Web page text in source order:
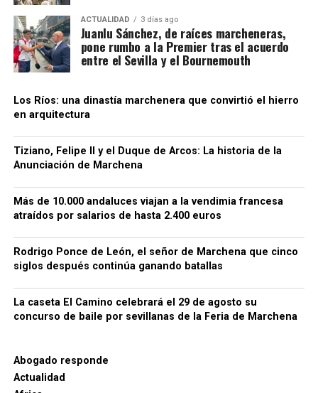
Torrigiano y el Duque de Arcos
La recreación incluye campamentos nazaríes y
cristianos, desfiles, intercambios de alimentos,
escaramuzas, caballos, escaladores y la capitulación
de los defensores. Rodrigo no aparece aquí como un
personaje secundario del séquito real, sino como el
capitán que encabeza la conquista.
breve asedio, logró apoderarse de la fortaleza en
octubre de 1483. La documentación no permite
Pero el gran evento para el sur de la Península
llegará justo un año después. El 2 de agosto de 2027,
Andalucía será atravesada por un nuevo eclipse
total. «Este sí será visible al 100% en el sur, y además
ocurrirá en torno a la una de la tarde. Literalmente,
se va a hacer de noche en pleno día», anunció Inazio.
Aunque a nivel global este eclipse de 2027 alcanzará
los 6 minutos de totalidad en el norte de África, en
el sur de España la oscuridad diurna se prolongará
durante unos formidables 4 minutos y medio. A esta
dupla de eventos totales le seguirá un eclipse anular
en enero de 2028, donde la Luna, ligeramente más
alejada de la Tierra, dejará visible un impresionante
Un peligro indoloro e irreversible
ACTUALIDAD 3 días ago
Juanlu Sánchez, de raíces marcheneras,
pone rumbo a la Premier tras el acuerdo
entre el Sevilla y el Bournemouth
Los Ríos: una dinastía marchenera que convirtió el hierro
en arquitectura
Tiziano, Felipe II y el Duque de Arcos: La historia de la
Anunciación de Marchena
Más de 10.000 andaluces viajan a la vendimia francesa
atraídos por salarios de hasta 2.400 euros
Rodrigo Ponce de León, el señor de Marchena que cinco
siglos después continúa ganando batallas
La caseta El Camino celebrará el 29 de agosto su
concurso de baile por sevillanas de la Feria de Marchena
Abogado responde
Actualidad